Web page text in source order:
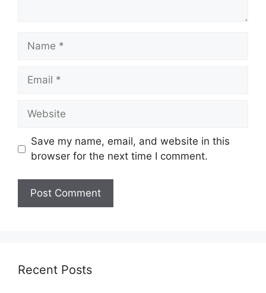
Name
Email
Website
Save my name, email, and website in this
browser for the next time I comment.
Recent Posts